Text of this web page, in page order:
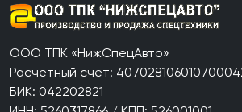
ООО ТПК «НижСпецАвто»
Расчетный счет:
БИК: 042202821